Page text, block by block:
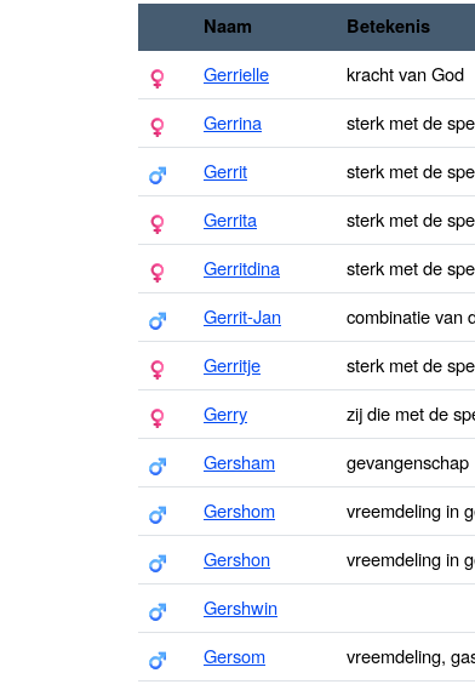
Naam Betekenis
Gerrielle
kracht van God
Gerrina
sterk met de
Gerrit
sterk met de
Gerrita
sterk met de
Gerritdina
sterk met de
Gerrit-Jan
combinatie van
Gerritje
sterk met de
Gerry
zij die met de
Gersham
gevangenschap
Gershom
vreemdeling in
Gershon
vreemdeling in
Gershwin
Gersom
vreemdeling,